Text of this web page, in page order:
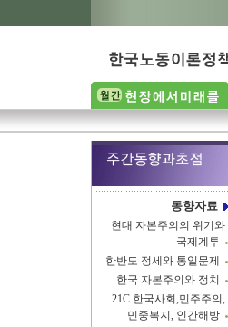
동향자료
현대 자본주의의 위기와
국제계투
한반도 정세와 통일문제
한국 자본주의와 정치
21C 한국사회,민주주의,
민중복지, 인간해방